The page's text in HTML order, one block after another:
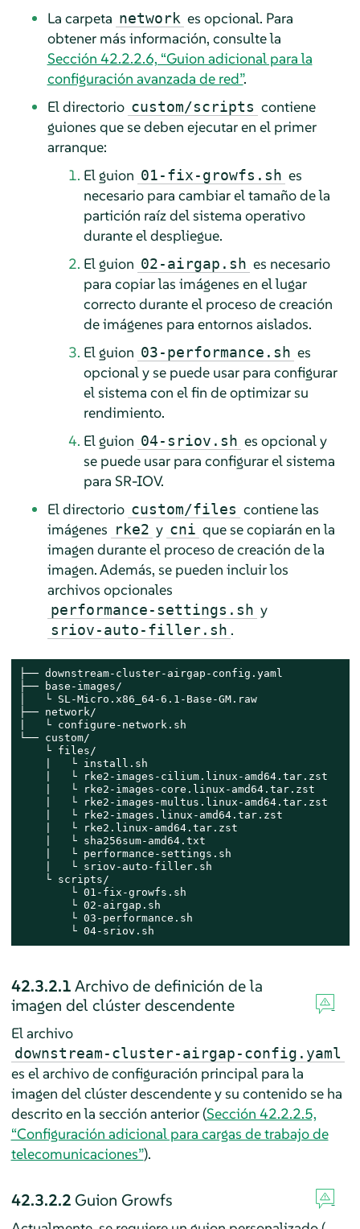
La carpeta network es opcional. Para
obtener más información, consulte la
Sección 42.2.2.6, “Guion adicional para la
configuración avanzada de red”.
El directorio custom/scripts contiene
guiones que se deben ejecutar en el primer
arranque:
El guion 01-fix-growfs.sh es
necesario para cambiar el tamaño de la
partición raíz del sistema operativo
durante el despliegue.
El guion 02-airgap.sh es necesario
para copiar las imágenes en el lugar
correcto durante el proceso de creación
de imágenes para entornos aislados.
El guion 03-performance.sh es
opcional y se puede usar para configurar
el sistema con el fin de optimizar su
rendimiento.
El guion 04-sriov.sh es opcional y
se puede usar para configurar el sistema
para SR-IOV.
El directorio custom/files contiene las
imágenes rke2 y cni que se copiarán en la
imagen durante el proceso de creación de la
imagen. Además, se pueden incluir los
archivos opcionales
performance-settings.sh y
sriov-auto-filler.sh .
├── downstream-cluster-airgap-config.yaml
├── base-images/
│   └ SL-Micro.x86_64-6.1-Base-GM.raw
├── network/
|   └ configure-network.sh
└── custom/
    └ files/
    |   └ install.sh
    |   └ rke2-images-cilium.linux-amd64.tar.zst
    |   └ rke2-images-core.linux-amd64.tar.zst
    |   └ rke2-images-multus.linux-amd64.tar.zst
    |   └ rke2-images.linux-amd64.tar.zst
    |   └ rke2.linux-amd64.tar.zst
    |   └ sha256sum-amd64.txt
    |   └ performance-settings.sh
    |   └ sriov-auto-filler.sh
    └ scripts/
        └ 01-fix-growfs.sh
        └ 02-airgap.sh
        └ 03-performance.sh
        └ 04-sriov.sh
42.3.2.1Archivo de definición de la
imagen del clúster descendente
El archivo
downstream-cluster-airgap-config.yaml
es el archivo de configuración principal para la
imagen del clúster descendente y su contenido se ha
descrito en la sección anterior (Sección 42.2.2.5,
“Configuración adicional para cargas de trabajo de
telecomunicaciones”).
42.3.2.2 Guion Growfs